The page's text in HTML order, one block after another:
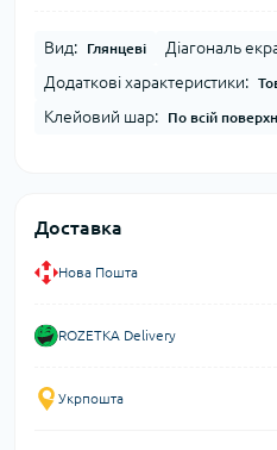
Вид: Глянцеві Діагональ
Додаткові характеристики:
Клейовий шар: По всій
Доставка
Нова Пошта
ROZETKA Delivery
Укрпошта